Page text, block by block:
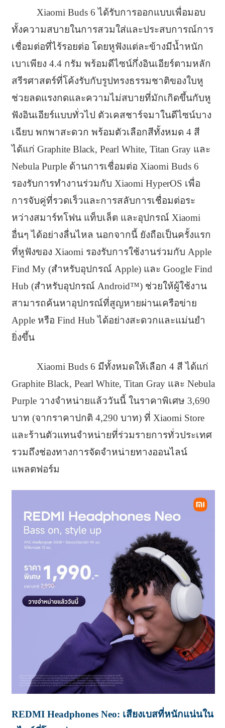
Xiaomi Buds 6 ได้รับการออกแบบเพื่อมอบ
ทั้งความสบายในการสวมใส่และประสบการณ์การ
เชื่อมต่อที่ไร้รอยต่อ โดยหูฟังแต่ละข้างมีน้ำหนัก
เบาเพียง 4.4 กรัม พร้อมดีไซน์กึ่งอินเอียร์ตามหลัก
สรีรศาสตร์ที่โค้งรับกับรูปทรงธรรมชาติของใบหู
ช่วยลดแรงกดและความไม่สบายที่มักเกิดขึ้นกับหู
ฟังอินเอียร์แบบทั่วไป ตัวเคสชาร์จมาในดีไซน์บาง
เฉียบ พกพาสะดวก พร้อมตัวเลือกสีทั้งหมด 4 สี
ได้แก่ Graphite Black, Pearl White, Titan Gray และ
Nebula Purple ด้านการเชื่อมต่อ Xiaomi Buds 6
รองรับการทำงานร่วมกับ Xiaomi HyperOS เพื่อ
การจับคู่ที่รวดเร็วและการสลับการเชื่อมต่อระ
หว่างสมาร์ทโฟน แท็บเล็ต และอุปกรณ์ Xiaomi
อื่นๆ ได้อย่างลื่นไหล นอกจากนี้ ยังถือเป็นครั้งแรก
ที่หูฟังของ Xiaomi รองรับการใช้งานร่วมกับ Apple
Find My (สำหรับอุปกรณ์ Apple) และ Google Find
Hub (สำหรับอุปกรณ์ Android™) ช่วยให้ผู้ใช้งาน
สามารถค้นหาอุปกรณ์ที่สูญหายผ่านเครือข่าย
Apple หรือ Find Hub ได้อย่างสะดวกและแม่นยำ
ยิ่งขึ้น
Xiaomi Buds 6 มีทั้งหมดให้เลือก 4 สี ได้แก่
Graphite Black, Pearl White, Titan Gray และ Nebula
Purple วางจำหน่ายแล้ววันนี้ ในราคาพิเศษ 3,690
บาท (จากราคาปกติ 4,290 บาท) ที่ Xiaomi Store
และร้านตัวแทนจำหน่ายที่ร่วมรายการทั่วประเทศ
รวมถึงช่องทางการจัดจำหน่ายทางออนไลน์
แพลตฟอร์ม
REDMI Headphones Neo: เสียงเบสที่หนักแน่นใน